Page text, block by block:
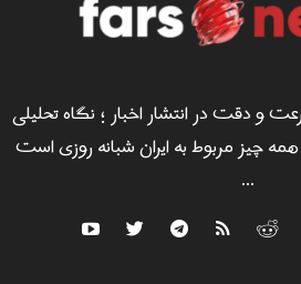
فارس نیوز 24 سرعت و دقت در انتشار اخبار ؛ نگاه تحلیلی
چیز مربوط به ایران شبانه روزی است
...